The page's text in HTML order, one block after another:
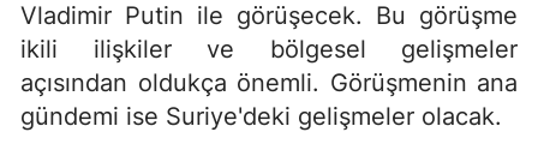
Vladimir Putin ile görüşecek. Bu görüşme
ikili ilişkiler ve bölgesel gelişmeler
açısından oldukça önemli. Görüşmenin ana
gündemi ise Suriye'deki gelişmeler olacak.